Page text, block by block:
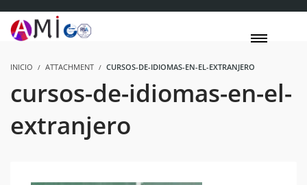
INICIO ATTACHMENT CURSOS-DE-IDIOMAS-EN-EL-EXTRANJERO
cursos-de-idiomas-en-el-
extranjero